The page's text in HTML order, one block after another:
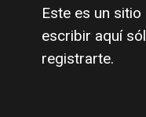
Este es un
escribir aquí
registrarte.